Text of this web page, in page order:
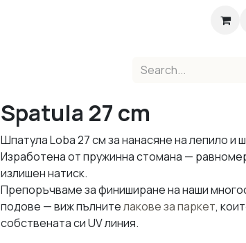
Spatula 27 cm
Шпатула Loba 27 см за нанасяне на лепило и
Изработена от пружинна стомана —
излишен натиск.
Препоръчваме за финиширане на наши
подове — виж пълнителакове за паркет,
собствената си UV линия.